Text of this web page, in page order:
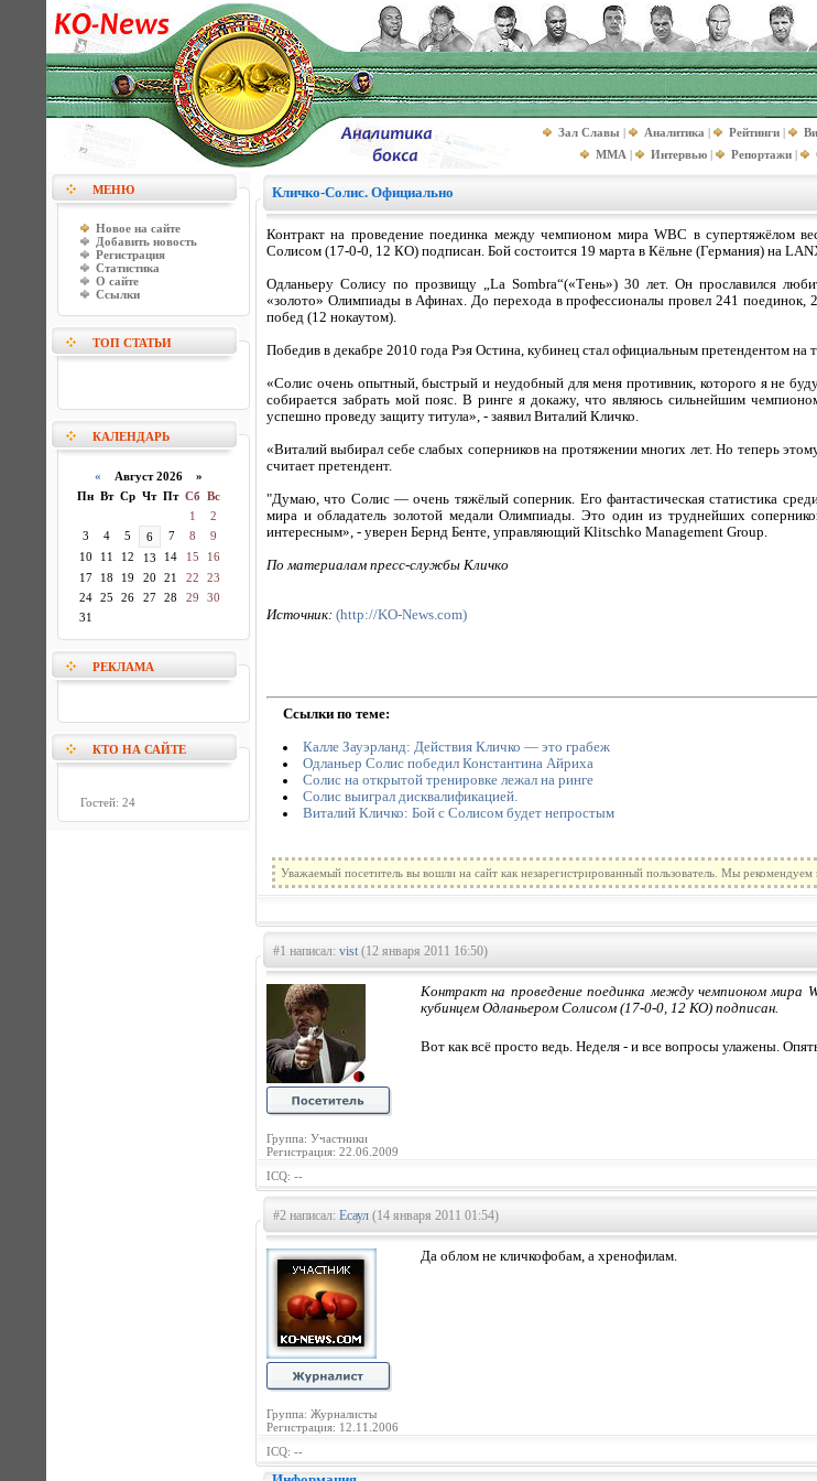
Зал Славы | Аналитика | Рейтинги |
MMA | Интервью | Репортажи |
МЕНЮ
Новое на сайте
Добавить новость
Регистрация
Статистика
О сайте
Ссылки
ТОП СТАТЬИ
КАЛЕНДАРЬ
« Август 2026 »
Пн Вт Ср Чт Пт Сб Вс
1
2
3
4 5 6 7 8
9
10
11 12 13 14 15
16
17
18 19 20 21 22
23
24
25 26 27 28 29
30
31
РЕКЛАМА
КТО НА САЙТЕ
Гостей: 24
Кличко-Солис. Официально
Контракт на проведение поединка между чемпионом мира WBC в супертяжёлом
Солисом (17-0-0, 12 КО) подписан. Бой состоится 19 марта в Кёльне (Германия) на
Одланьеру Солису по прозвищу „La Sombra“(«Тень») 30 лет. Он прославился
«золото» Олимпиады в Афинах. До перехода в профессионалы провел 241
побед (12 нокаутом).
Победив в декабре 2010 года Рэя Остина, кубинец стал официальным претендентом на
«Солис очень опытный, быстрый и неудобный для меня противник, которого я не
собирается забрать мой пояс. В ринге я докажу, что являюсь сильнейшим
успешно проведу защиту титула», - заявил Виталий Кличко.
«Виталий выбирал себе слабых соперников на протяжении многих лет. Но теперь
считает претендент.
"Думаю, что Солис — очень тяжёлый соперник. Его фантастическая статистика
мира и обладатель золотой медали Олимпиады. Это один из труднейших
интересным», - уверен Бернд Бенте, управляющий Klitschko Management Group.
По материалам пресс-службы Кличко
Источник: (http://KO-News.com)
Ссылки по теме:
Калле Зауэрланд: Действия Кличко — это грабеж
Одланьер Солис победил Константина Айриха
Солис на открытой тренировке лежал на ринге
Солис выиграл дисквалификацией.
Виталий Кличко: Бой с Солисом будет непростым
Уважаемый посетитель вы вошли на сайт как незарегистрированный пользователь. Мы
#1 написал: vist(12 января 2011 16:50)
Группа: Участники
Регистрация: 22.06.2009
Контракт на проведение поединка между чемпионом мира
кубинцем Одланьером Солисом (17-0-0, 12 КО) подписан.
Вот как всё просто ведь. Неделя - и все вопросы улажены.
ICQ: --
#2 написал: Есаул (14 января 2011 01:54)
Группа: Журналисты
Регистрация: 12.11.2006
Да облом не кличкофобам, а хренофилам.
ICQ: --